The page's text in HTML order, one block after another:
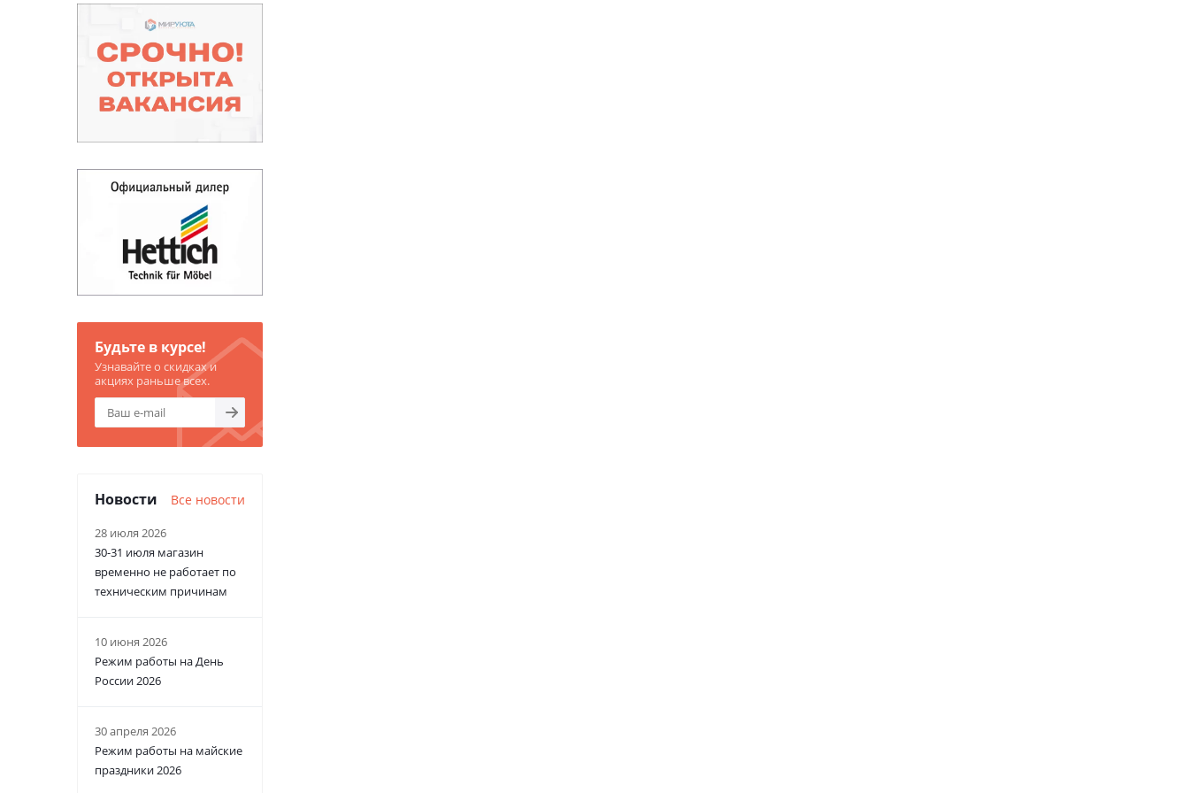
Будьте в курсе!
Узнавайте о скидках и
акциях раньше всех.
Новости Все новости
28 июля 2026
30-31 июля магазин
временно не работает по
техническим причинам
10 июня 2026
Режим работы на День
России 2026
30 апреля 2026
Режим работы на майские
праздники 2026